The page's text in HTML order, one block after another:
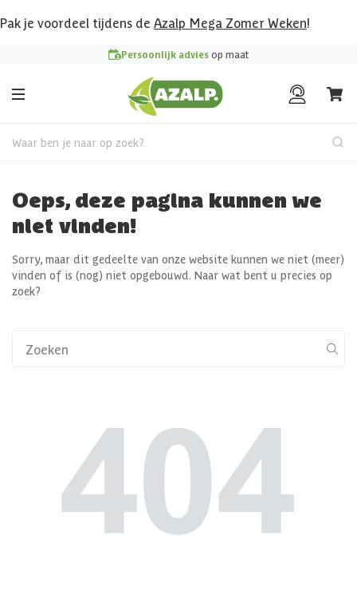
Pak je voordeel tijdens de Azalp Mega Zomer Weken!
Persoonlijk advies op maat
Waar ben je naar op zoek?
Oeps, deze pagina kunnen we
niet vinden!
Sorry, maar dit gedeelte van onze website kunnen we niet (meer)
vinden of is (nog) niet opgebouwd. Naar wat bent u precies op
zoek?